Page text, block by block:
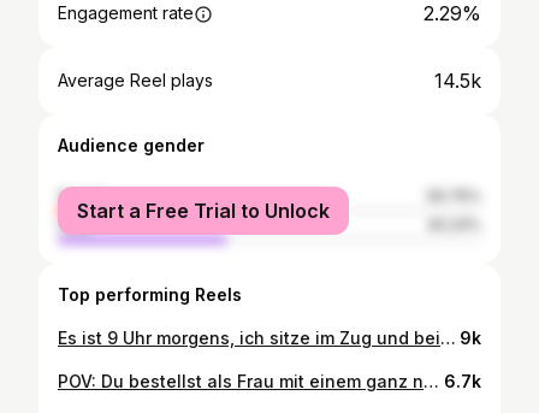
Engagement rate 2.29%
Average Reel plays 14.5k
Audience gender
female
male
Start a Free Trial to Unlock
Top performing Reels
Es ist 9 Uhr morgens, ich sitze im Zug und beiß zufrieden in mein zweites Frühstück. Mein Freund neben mir? Hat noch nichts gegessen – früher hätte mich das total verunsichert. Ich hätte mich gefragt, ob ich zu viel esse, ob ich zu früh esse, ob mit mir „was nicht stimmt“. Ich dachte lange, ich müsste mein Essverhalten an das von anderen anpassen. Weniger essen, später essen, “disziplinierter” sein. Aber ehrlich? Das hat mich nicht gesünder gemacht. Es hat mich einfach nur ständig an mir selbst zweifeln lassen. Heute weiß ich: Nur weil jemand anders gerade keinen Hunger hat, heißt das nicht, dass ich meinen ignorieren muss. Mein Körper, meine Signale, mein Timing. Ich esse, wenn ich Hunger habe – und nicht, wenn es „gesellschaftlich besser passt“ oder „alle anderen noch nichts gegessen haben“. Hör auf, dich mit anderen zu vergleichen. Du bist nicht zu viel. Du bist genau richtig – auch mit zweitem Frühstück um 9 Uhr. #essstörungbesiegen #essstörungskampf #essstörungsrecovery #intuitiveeating #edrecovery #selflove 9k
POV: Du bestellst als Frau mit einem ganz normalen Körper eine Fahrradhose in deiner Größe. 🫠 Genau deshalb solltest du Kleidergrößen nicht so viel Bedeutung geben. Sie sind nicht standardisiert und fallen je nach Marke und Schnitt komplett unterschiedlich aus. Wenn dir ein Kleidungsstück nicht passt, heißt das nicht, dass mit deinem Körper etwas nicht stimmt. Es heißt nur, dass dieses Kleidungsstück nicht zu deinem Körper passt. 🫶🏼 #normalizenormalbodies #normalbodies #sizeup 6.7k